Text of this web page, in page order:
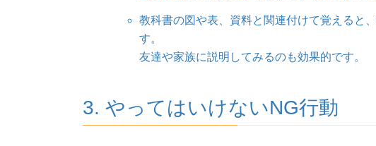
教科書の図や表、資料と関連付けて覚えると
す。
友達や家族に説明してみるのも効果的です。
3. やってはいけないNG行動